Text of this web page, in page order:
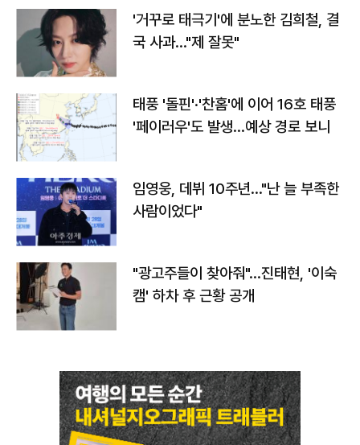
'거꾸로 태극기'에 분노한 김희철, 결
국 사과…"제 잘못"
태풍 '돌핀'·'찬홈'에 이어 16호 태풍
'페이러우'도 발생…예상 경로 보니
임영웅, 데뷔 10주년…"난 늘 부족한
사람이었다"
"광고주들이 찾아줘"…진태현, '이숙
캠' 하차 후 근황 공개